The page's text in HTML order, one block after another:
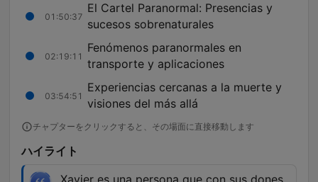
01:50:37
El Cartel Paranormal: Presencias y
sucesos sobrenaturales
02:19:11
Fenómenos paranormales en
transporte y aplicaciones
03:54:51
Experiencias cercanas a la muerte y
visiones del más allá
チャプターをクリックすると、その場面に直接移動します
ハイライト